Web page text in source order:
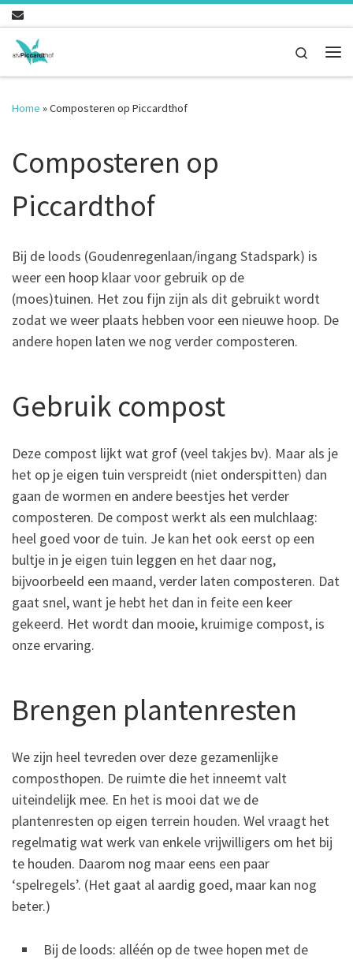
Ga naar inhoud
Search
Home »Composteren op Piccardthof
Composteren op
Piccardthof
Bij de loods (Goudenregenlaan/ingang Stadspark) is
weer een hoop klaar voor gebruik op de
(moes)tuinen. Het zou fijn zijn als dit gebruikt wordt
zodat we weer plaats hebben voor een nieuwe hoop. De
andere hopen laten we nog verder composteren.
Gebruik compost
Deze compost lijkt wat grof (veel takjes bv). Maar als je
het op je eigen tuin verspreidt (niet onderspitten) dan
gaan de wormen en andere beestjes het verder
composteren. De compost werkt als een mulchlaag:
heel goed voor de tuin. Je kan het ook eerst op een
bultje in je eigen tuin leggen en het daar nog,
bijvoorbeeld een maand, verder laten composteren. Dat
gaat snel, want je hebt het dan in feite een keer
gekeerd. Het wordt dan mooie, kruimige compost, is
onze ervaring.
Brengen plantenresten
We zijn heel tevreden over deze gezamenlijke
composthopen. De ruimte die het inneemt valt
uiteindelijk mee. En het is mooi dat we de
plantenresten op eigen terrein houden. Wel vraagt het
regelmatig wat werk van enkele vrijwilligers om het bij
te houden. Daarom nog maar eens een paar
‘spelregels’. (Het gaat al aardig goed, maar kan nog
beter.)
Bij de loods: alléén op de twee hopen met de